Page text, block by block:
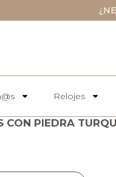
Relojes
CON PIEDRA